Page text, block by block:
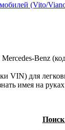
(Vito/
Benz
VIN) для
имея на